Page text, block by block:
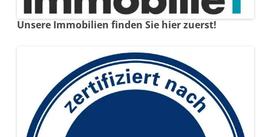
Unsere Immobilien finden Sie hier zuerst!